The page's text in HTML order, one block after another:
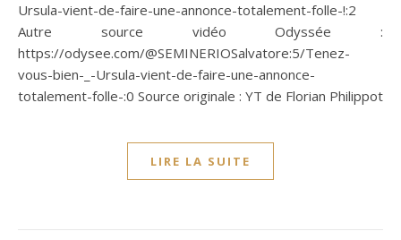
Ursula-vient-de-faire-une-annonce-totalement-folle-!:2
Autre source vidéo Odyssée :
https://odysee.com/@SEMINERIOSalvatore:5/Tenez-
vous-bien-_-Ursula-vient-de-faire-une-annonce-
totalement-folle-:0 Source originale : YT de Florian Philippot
LIRE LA SUITE